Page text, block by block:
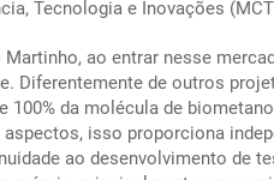
Tecnologia e Inovações
Martinho, ao entrar nesse
Diferentemente de outros
100% da molécula de
isso proporciona
ao desenvolvimento de